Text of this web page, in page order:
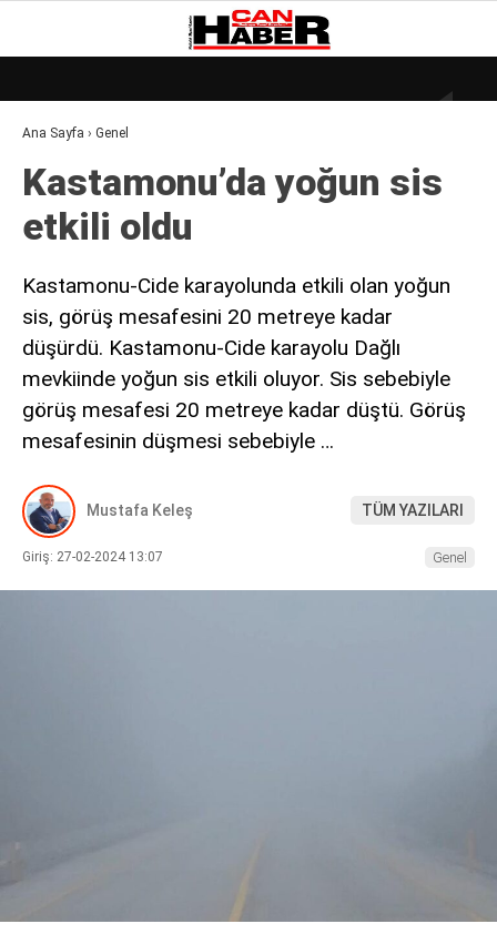
19°
GALERİ
DÜNYA
EKONOMI
KÜLÜR – SANAT
MAGAZIN
SAĞLIK
POLITIKA
ASAYIŞ
DIĞER
Ana Sayfa › Genel
Kastamonu’da yoğun sis
etkili oldu
Kastamonu-Cide karayolunda etkili olan yoğun
sis, görüş mesafesini 20 metreye kadar
düşürdü. Kastamonu-Cide karayolu Dağlı
mevkiinde yoğun sis etkili oluyor. Sis sebebiyle
görüş mesafesi 20 metreye kadar düştü. Görüş
mesafesinin düşmesi sebebiyle …
Mustafa Keleş TÜM YAZILARI
Giriş: 27-02-2024 13:07 Genel